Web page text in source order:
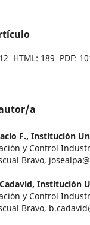
HTML: 189 PDF:
a
F., Institución
y Control
Bravo,
Institución
y Control
Bravo,